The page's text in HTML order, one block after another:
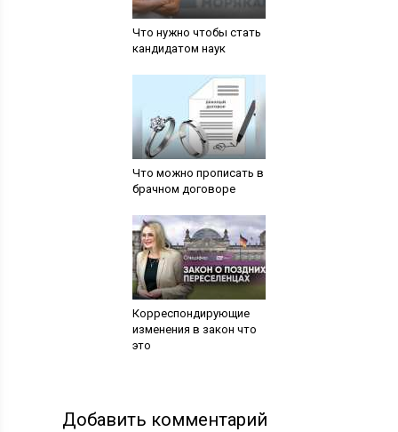
Что нужно чтобы стать
кандидатом наук
Что можно прописать в
брачном договоре
Корреспондирующие
изменения в закон что
это
Добавить комментарий